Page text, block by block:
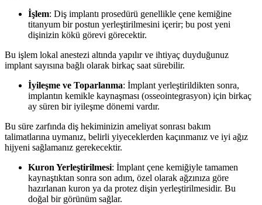
İşlem: Diş implantı prosedürü genellikle çene kemiğine
titanyum bir postun yerleştirilmesini içerir; bu post yeni
dişinizin kökü görevi görecektir.
Bu işlem lokal anestezi altında yapılır ve ihtiyaç duyduğunuz
implant sayısına bağlı olarak birkaç saat sürebilir.
İyileşme ve Toparlanma: İmplant yerleştirildikten sonra,
implantın kemikle kaynaşması (osseointegrasyon) için birkaç
ay süren bir iyileşme dönemi vardır.
Bu süre zarfında diş hekiminizin ameliyat sonrası bakım
talimatlarına uymanız, belirli yiyeceklerden kaçınmanız ve iyi ağız
hijyeni sağlamanız gerekecektir.
Kuron Yerleştirilmesi: İmplant çene kemiğiyle tamamen
kaynaştıktan sonra son adım, özel olarak ağzınıza göre
hazırlanan kuron ya da protez dişin yerleştirilmesidir. Bu
doğal bir görünüm sağlar.